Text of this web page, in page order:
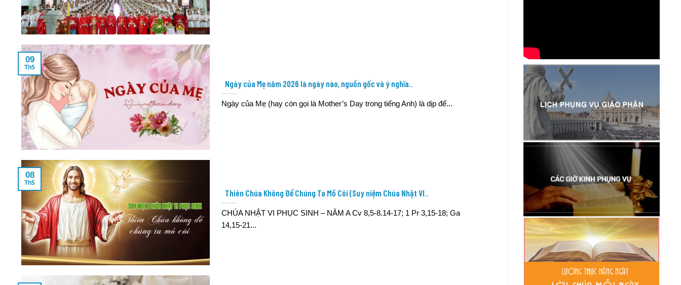
Ngày của Mẹ năm 2026 là ngày nào, nguồn gốc và ý nghĩa..
Ngày của Mẹ (hay còn gọi là Mother’s Day trong tiếng Anh) là dịp để...
09
Th5
Thiên Chúa Không Để Chúng Ta Mồ Côi (Suy niệm Chúa Nhật VI..
CHÚA NHẬT VI PHỤC SINH – NĂM A Cv 8,5-8.14-17; 1 Pr 3,15-18; Ga
14,15-21...
08
Th5